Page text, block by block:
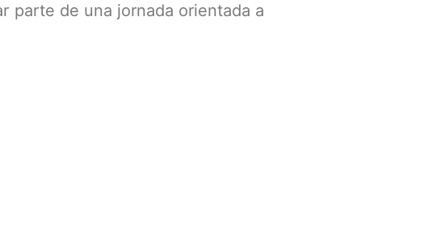
parte de una jornada orientada a